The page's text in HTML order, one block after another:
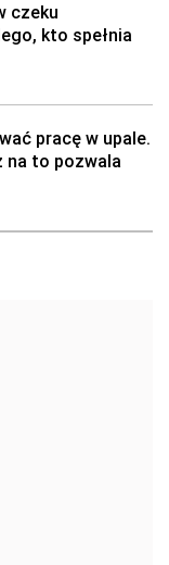
czeku
kto spełnia
pracę w upale.
na to pozwala